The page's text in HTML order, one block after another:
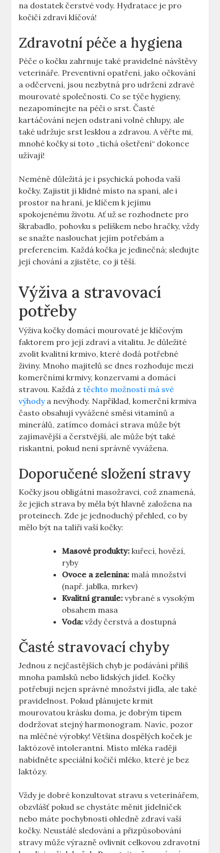
na dostatek čerstvé vody. Hydratace je pro
kočičí zdraví klíčová!
Zdravotní péče a hygiena
Péče o kočku zahrnuje také pravidelné návštěvy
veterináře. Preventivní opatření, jako očkování
a odčervení, jsou nezbytná pro udržení zdravé
mourovaté společnosti. Co se týče hygieny,
nezapomínejte na péči o srst. Časté
kartáčování nejen odstraní volné chlupy, ale
také udržuje srst lesklou a zdravou. A věřte mi,
mnohé kočky si toto „tichá ošetření“ dokonce
užívají!
Neméně důležitá je i psychická pohoda vaší
kočky. Zajistit jí klidné místo na spaní, ale i
prostor na hraní, je klíčem k jejímu
spokojenému životu. Ať už se rozhodnete pro
škrabadlo, pohovku s pelíškem nebo hračky, vždy
se snažte naslouchat jejím potřebám a
preferencím. Každá kočka je jedinečná; sledujte
její chování a zjistěte, co ji těší.
Výživa a stravovací
potřeby
Výživa kočky domácí mourovaté je klíčovým
faktorem pro její zdraví a vitalitu. Je důležité
zvolit kvalitní krmivo, které dodá potřebné
živiny. Mnoho majitelů se dnes rozhoduje mezi
komerčními krmivy, konzervami a domácí
stravou. Každá ztěchto možností má své
výhodya nevýhody. Například, komerční krmiva
často obsahují vyvážené směsi vitamínů a
minerálů, zatímco domácí strava může být
zajímavější a čerstvější, ale může být také
riskantní, pokud není správně vyvážena.
Doporučené složení stravy
Kočky jsou obligátní masožravci, což znamená,
že jejich strava by měla být hlavně založena na
proteinech. Zde je jednoduchý přehled, co by
mělo být na talíři vaší kočky:
Masové produkty: kuřecí, hovězí,
ryby
Ovoce a zelenina: malá množství
(např. jablka, mrkev)
Kvalitní granule: vybrané s vysokým
obsahem masa
Voda: vždy čerstvá a dostupná
Časté stravovací chyby
Jednou z nejčastějších chyb je podávání příliš
mnoha pamlsků nebo lidských jídel. Kočky
potřebují nejen správné množství jídla, ale také
pravidelnost. Pokud plánujete krmit
mourovatou krásku doma, je dobrým tipem
dodržovat stejný harmonogram. Navíc, pozor
na mléčné výrobky! Většina dospělých koček je
laktózově intolerantní. Místo mléka raději
nabídněte speciální kočičí mléko, které je bez
laktózy.
Vždy je dobré konzultovat stravu s veterinářem,
obzvlášť pokud se chystáte měnit jídelníček
nebo máte pochybnosti ohledně zdraví vaší
kočky. Neustálé sledování a přizpůsobování
stravy může výrazně ovlivnit celkovou zdravotní